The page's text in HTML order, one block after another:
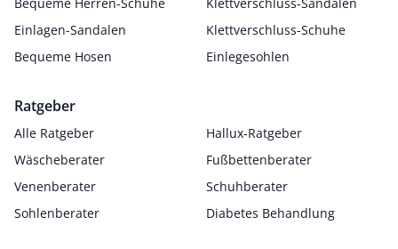
Einlagen-Sandalen
Klettverschluss-Schuhe
Bequeme Hosen
Einlegesohlen
Ratgeber
Alle Ratgeber
Hallux-Ratgeber
Wäscheberater
Fußbettenberater
Venenberater
Schuhberater
Sohlenberater
Diabetes Behandlung